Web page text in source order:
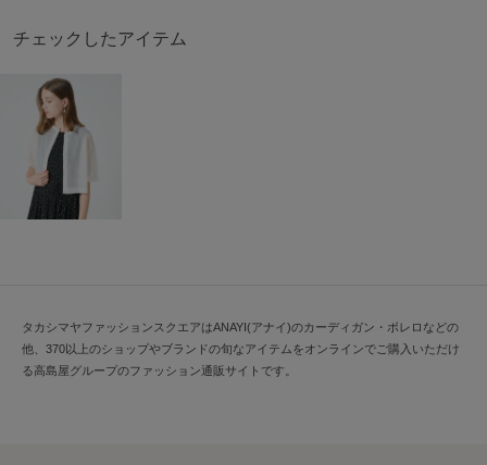
チェックしたアイテム
タカシマヤファッションスクエアはANAYI(アナイ)のカーディガン・ボレロなどの
他、370以上のショップやブランドの旬なアイテムをオンラインでご購入いただけ
る高島屋グループのファッション通販サイトです。